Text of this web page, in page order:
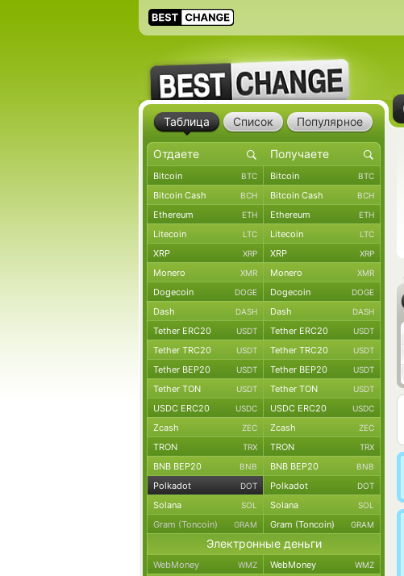
Таблица Список Популярное
Bitcoin BTC Bitcoin BTC
Bitcoin Cash BCH Bitcoin Cash BCH
Ethereum ETH Ethereum ETH
Litecoin LTC Litecoin LTC
XRP XRP XRP XRP
Monero XMR Monero XMR
Dogecoin DOGE Dogecoin DOGE
Dash DASH Dash DASH
Tether ERC20 USDT Tether ERC20 USDT
Tether TRC20 USDT Tether TRC20 USDT
Tether BEP20 USDT Tether BEP20 USDT
Tether TON USDT Tether TON USDT
USDC ERC20 USDC USDC ERC20 USDC
Zcash ZEC Zcash ZEC
TRON TRX TRON TRX
BNB BEP20 BNB BNB BEP20 BNB
Polkadot DOT Polkadot DOT
Solana SOL Solana SOL
Gram (Toncoin) GRAM Gram (Toncoin) GRAM
Электронные деньги
WebMoney WMZ WebMoney WMZ